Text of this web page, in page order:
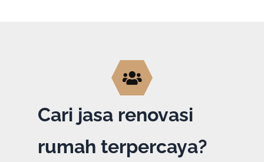
Cari jasa renovasi
rumah terpercaya?